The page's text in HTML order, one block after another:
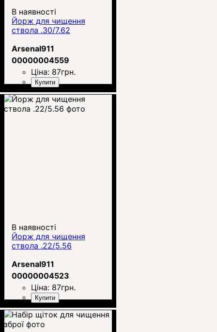
В наявності
Йорж для чищення
ствола .30/7.62
Arsenal911
00000004559
Ціна: 87грн.
Купити
В наявності
Йорж для чищення
ствола .22/5.56
Arsenal911
00000004523
Ціна: 87грн.
Купити